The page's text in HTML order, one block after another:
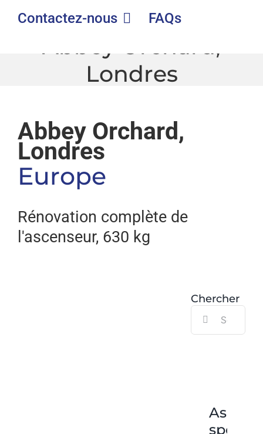
Contactez-nous FAQs
Abbey Orchard,
Londres
Abbey Orchard,
Londres
Europe
Rénovation complète de
l'ascenseur, 630 kg
Chercher
Search
for: